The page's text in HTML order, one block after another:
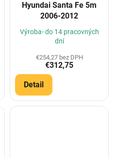
Hyundai Santa Fe 5m
2006-2012
Výroba- do 14 pracovných
dní
€254,27 bez DPH
€312,75
Detail